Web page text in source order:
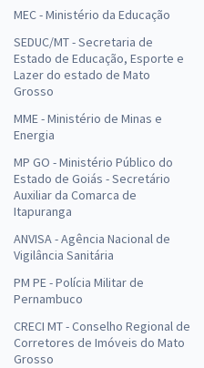
MEC - Ministério da Educação
SEDUC/MT - Secretaria de
Estado de Educação, Esporte e
Lazer do estado de Mato
Grosso
MME - Ministério de Minas e
Energia
MP GO - Ministério Público do
Estado de Goiás - Secretário
Auxiliar da Comarca de
Itapuranga
ANVISA - Agência Nacional de
Vigilância Sanitária
PM PE - Polícia Militar de
Pernambuco
CRECI MT - Conselho Regional de
Corretores de Imóveis do Mato
Grosso